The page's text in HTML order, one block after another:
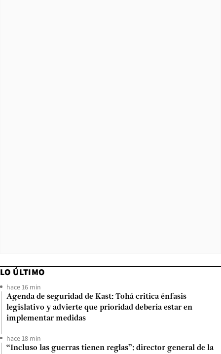
LO ÚLTIMO
hace 16 min
Agenda de seguridad de Kast: Tohá critica énfasis
legislativo y advierte que prioridad debería estar en
implementar medidas
hace 18 min
“Incluso las guerras tienen reglas”: director general de la